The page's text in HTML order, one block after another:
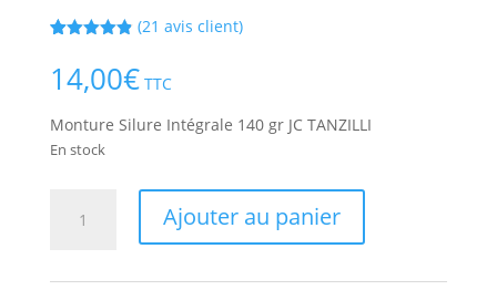
basé sur
notations
(21 avis client)
14,00€ TTC
Monture Silure Intégrale 140 gr JC TANZILLI
En stock
Silure
Ajouter au panier